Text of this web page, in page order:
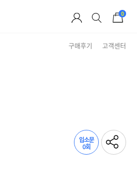
0
구매후기 고객센터
입소문
0회